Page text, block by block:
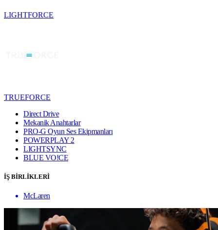
LIGHTFORCE
TRUEFORCE
Direct Drive
Mekanik Anahtarlar
PRO-G Oyun Ses Ekipmanları
POWERPLAY 2
LIGHTSYNC
BLUE VO!CE
İŞ BİRLİKLERİ
McLaren